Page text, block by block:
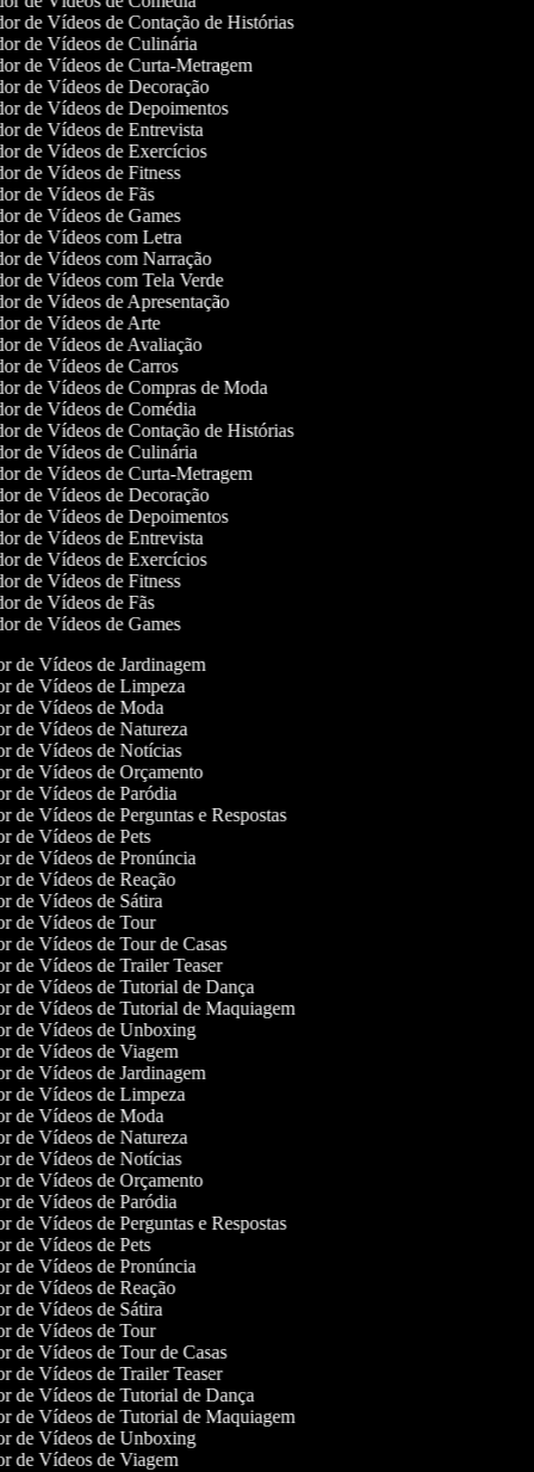
de Vídeos de Contação de Histórias
de Vídeos de Culinária
de Vídeos de Curta-Metragem
de Vídeos de Decoração
de Vídeos de Depoimentos
de Vídeos de Entrevista
de Vídeos de Exercícios
de Vídeos de Fitness
de Vídeos de Fãs
de Vídeos de Games
de Vídeos com Letra
de Vídeos com Narração
de Vídeos com Tela Verde
de Vídeos de Apresentação
de Vídeos de Arte
de Vídeos de Avaliação
de Vídeos de Carros
de Vídeos de Compras de Moda
de Vídeos de Comédia
de Vídeos de Contação de Histórias
de Vídeos de Culinária
de Vídeos de Curta-Metragem
de Vídeos de Decoração
de Vídeos de Depoimentos
de Vídeos de Entrevista
de Vídeos de Exercícios
de Vídeos de Fitness
de Vídeos de Fãs
de Vídeos de Games
de Vídeos de Jardinagem
de Vídeos de Limpeza
de Vídeos de Moda
de Vídeos de Natureza
de Vídeos de Notícias
de Vídeos de Orçamento
de Vídeos de Paródia
de Vídeos de Perguntas e Respostas
de Vídeos de Pets
de Vídeos de Pronúncia
de Vídeos de Reação
de Vídeos de Sátira
de Vídeos de Tour
de Vídeos de Tour de Casas
de Vídeos de Trailer Teaser
de Vídeos de Tutorial de Dança
de Vídeos de Tutorial de Maquiagem
de Vídeos de Unboxing
de Vídeos de Viagem
de Vídeos de Jardinagem
de Vídeos de Limpeza
de Vídeos de Moda
de Vídeos de Natureza
de Vídeos de Notícias
de Vídeos de Orçamento
de Vídeos de Paródia
de Vídeos de Perguntas e Respostas
de Vídeos de Pets
de Vídeos de Pronúncia
de Vídeos de Reação
de Vídeos de Sátira
de Vídeos de Tour
de Vídeos de Tour de Casas
de Vídeos de Trailer Teaser
de Vídeos de Tutorial de Dança
de Vídeos de Tutorial de Maquiagem
de Vídeos de Unboxing
de Vídeos de Viagem